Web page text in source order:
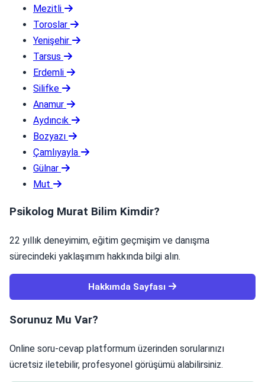
Mezitli
Toroslar
Yenişehir
Tarsus
Erdemli
Silifke
Anamur
Aydıncık
Bozyazı
Çamlıyayla
Gülnar
Mut
Psikolog Murat Bilim Kimdir?
22 yıllık deneyimim, eğitim geçmişim ve danışma
sürecindeki yaklaşımım hakkında bilgi alın.
Hakkımda Sayfası
Sorunuz Mu Var?
Online soru-cevap platformum üzerinden sorularınızı
ücretsiz iletebilir, profesyonel görüşümü alabilirsiniz.